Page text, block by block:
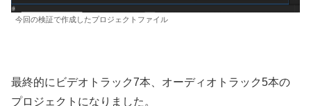
今回の検証で作成したプロジェクトファイル
最終的にビデオトラック7本、オーディオトラック5本の
プロジェクトになりました。